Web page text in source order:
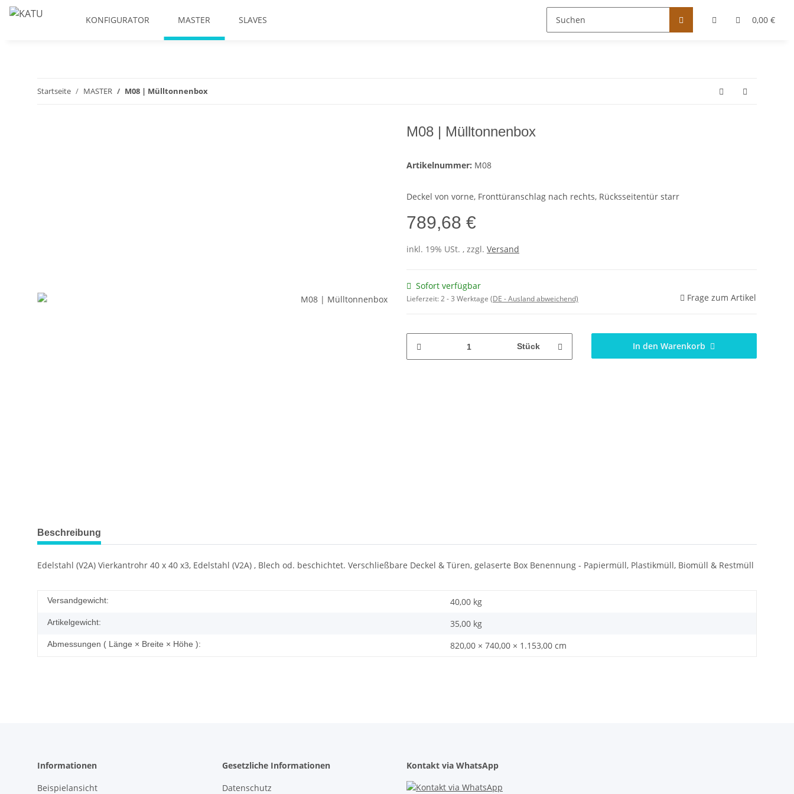
0,00 €
KONFIGURATOR MASTER SLAVES
Startseite MASTER M08 | Mülltonnenbox
M08 | Mülltonnenbox
Artikelnummer: M08
Deckel von vorne, Fronttüranschlag nach rechts, Rücksseitentür starr
789,68 €
inkl. 19% USt. , zzgl. Versand
Sofort verfügbar
Lieferzeit:2 - 3 Werktage (DE - Ausland abweichend) Frage zum Artikel
Stück In den Warenkorb
Beschreibung
Edelstahl (V2A) Vierkantrohr 40 x 40 x3, Edelstahl (V2A) , Blech od. beschichtet. Verschließbare Deckel & Türen, gelaserte Box Benennung - Papiermüll, Plastikmüll, Biomüll & Restmüll
Versandgewicht: 40,00 kg
Artikelgewicht: 35,00 kg
Abmessungen ( Länge × Breite × Höhe ): 820,00 × 740,00 × 1.153,00 cm
Informationen
Beispielansicht
Gesetzliche Informationen
Datenschutz
Kontakt via WhatsApp